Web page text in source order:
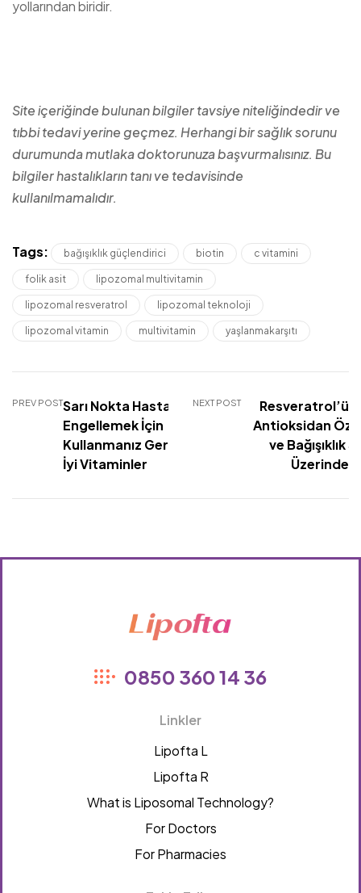
yollarından biridir.
Site içeriğinde bulunan bilgiler tavsiye niteliğindedir ve
tıbbi tedavi yerine geçmez. Herhangi bir sağlık sorunu
durumunda mutlaka doktorunuza başvurmalısınız. Bu
bilgiler hastalıkların tanı ve tedavisinde
kullanılmamalıdır.
Tags: bağışıklık güçlendirici biotin c vitamini
folik asit lipozomal multivitamin
lipozomal resveratrol lipozomal teknoloji
lipozomal vitamin multivitamin yaşlanmakarşıtı
PREV POSTSarı Nokta Hastalığını
Engellemek İçin
Kullanmanız Gereken En
İyi Vitaminler
NEXT POST
Resveratrol’ün
Antioksidan
ve Bağışıklık
Lipofta 0850 360 14 36
Linkler
Lipofta L
Lipofta R
What is Liposomal Technology?
For Doctors
For Pharmacies